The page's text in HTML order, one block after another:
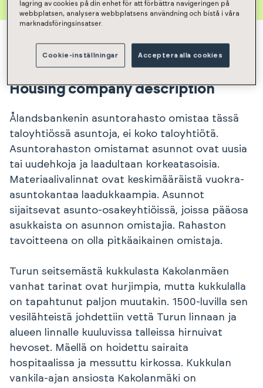
Housing company description
Ålandsbankenin asuntorahasto omistaa tässä
taloyhtiössä asuntoja, ei koko taloyhtiötä.
Asuntorahaston omistamat asunnot ovat uusia
tai uudehkoja ja laadultaan korkeatasoisia.
Materiaalivalinnat ovat keskimääräistä vuokra-
asuntokantaa laadukkaampia. Asunnot
sijaitsevat asunto-osakeyhtiöissä, joissa pääosa
asukkaista on asunnon omistajia. Rahaston
tavoitteena on olla pitkäaikainen omistaja.
Turun seitsemästä kukkulasta Kakolanmäen
vanhat tarinat ovat hurjimpia, mutta kukkulalla
on tapahtunut paljon muutakin. 1500-luvilla sen
vesilähteistä johdettiin vettä Turun linnaan ja
alueen linnalle kuuluvissa talleissa hirnuivat
hevoset. Mäellä on hoidettu sairaita
hospitaalissa ja messuttu kirkossa. Kukkulan
vankila-ajan ansiosta Kakolanmäki on
lagring av cookies på din enhet för att förbättra navigeringen på
webbplatsen, analysera webbplatsens användning och bistå i våra
marknadsföringsinsatser.
Cookie-inställningar Acceptera alla cookies